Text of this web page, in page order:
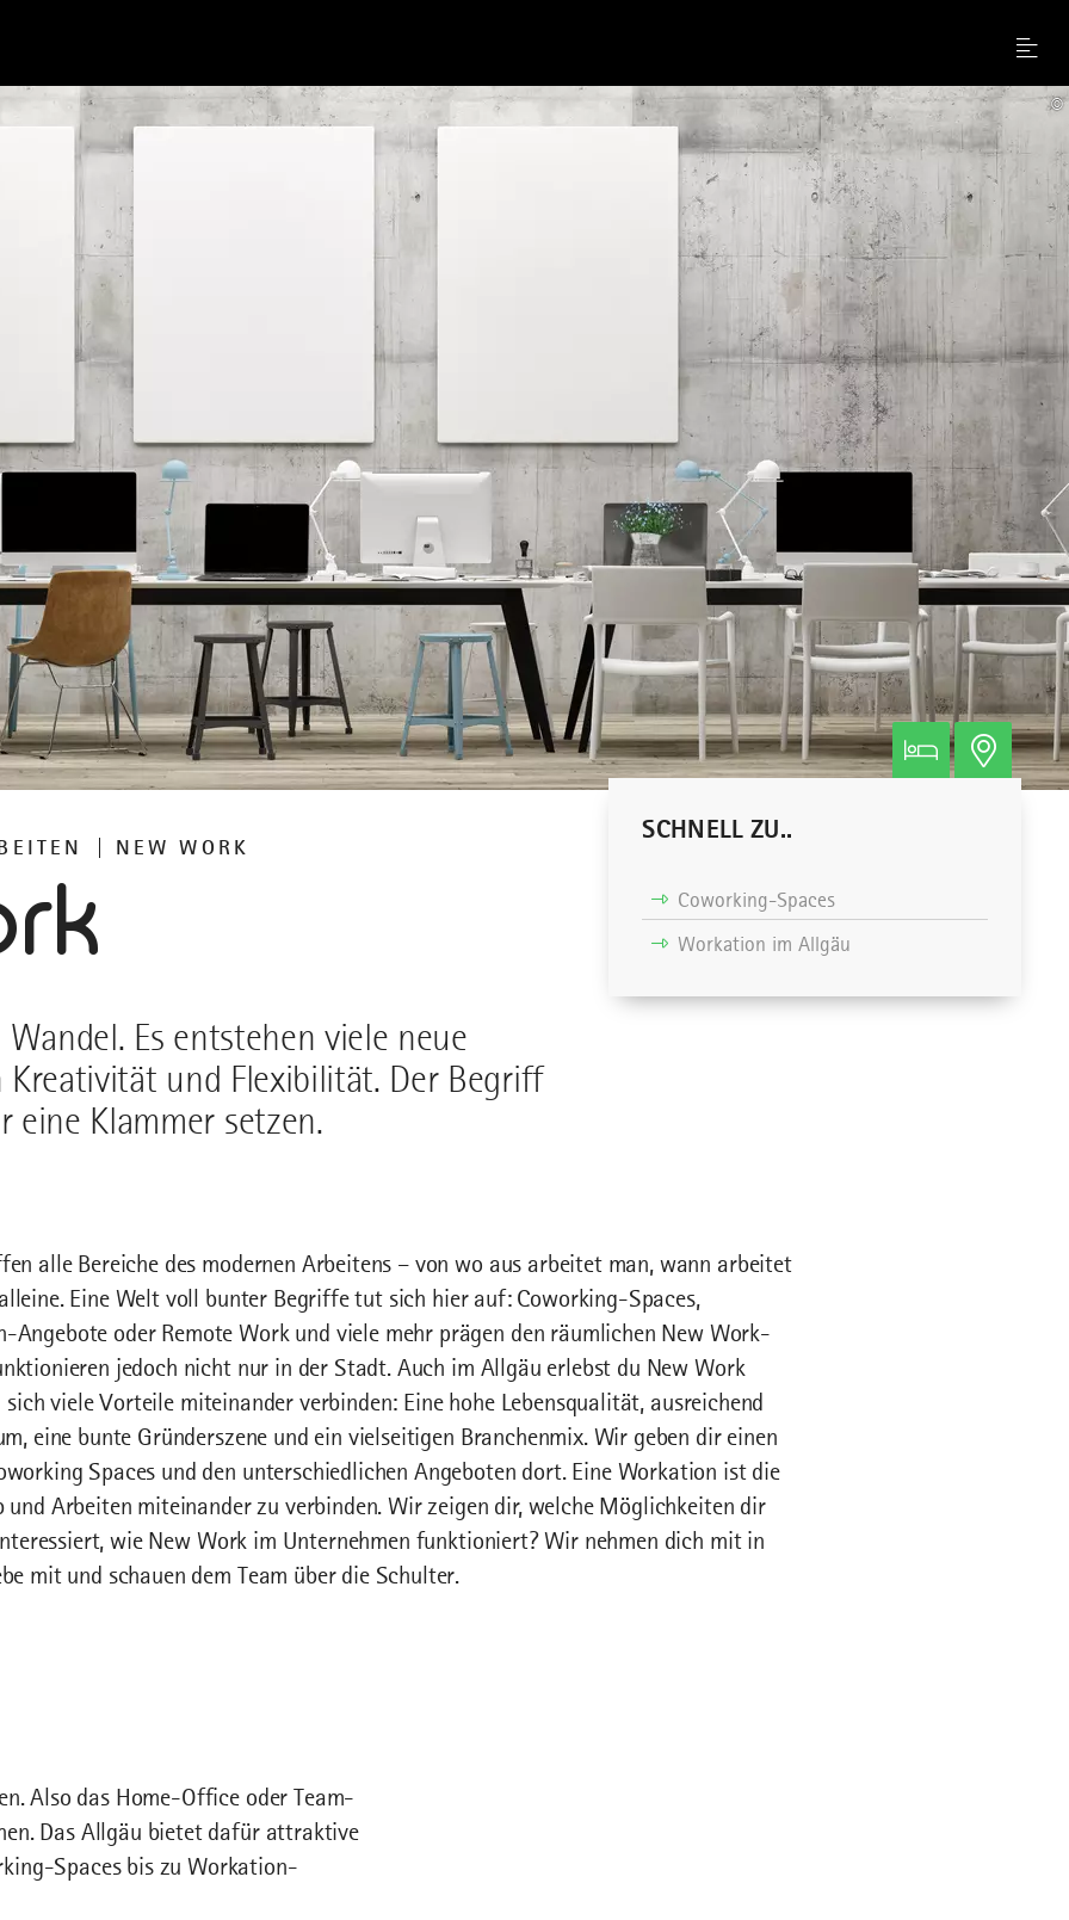
Menu
©
NEW WORK
Es entstehen viele neue
Kreativität und Flexibilität. Der Begriff
eine Klammer setzen.
SCHNELL ZU..
Coworking-Spaces
Workation im Allgäu
alle Bereiche des modernen Arbeitens – von wo aus arbeitet man, wann arbeitet
Eine Welt voll bunter Begriffe tut sich hier auf: Coworking-Spaces,
Angebote oder Remote Work und viele mehr prägen den räumlichen New Work-
jedoch nicht nur in der Stadt. Auch im Allgäu erlebst du New Work
viele Vorteile miteinander verbinden: Eine hohe Lebensqualität, ausreichend
eine bunte Gründerszene und ein vielseitigen Branchenmix. Wir geben dir einen
Spaces und den unterschiedlichen Angeboten dort. Eine Workation ist die
Arbeiten miteinander zu verbinden. Wir zeigen dir, welche Möglichkeiten dir
wie New Work im Unternehmen funktioniert? Wir nehmen dich mit in
mit und schauen dem Team über die Schulter.
Also das Home-Office oder Team-
Das Allgäu bietet dafür attraktive
Spaces bis zu Workation-